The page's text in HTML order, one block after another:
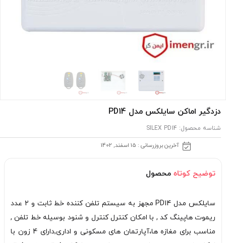
دزدگیر اماکن سایلکس مدل PD14
شناسه محصول: SILEX PD14
آخرین بروزرسانی : 15 اسفند, 1402
توضیح کوتاه محصول
سایلکس مدل PD14 مجهز به سیستم تلفن کننده خط ثابت و 2 عدد
ریموت هاپینگ کد , با امکان کنترل کنترل و شنود بوسیله خط تلفن ,
مناسب برای مغازه ها،آپارتمان های مسکونی و اداری,دارای 4 زون با